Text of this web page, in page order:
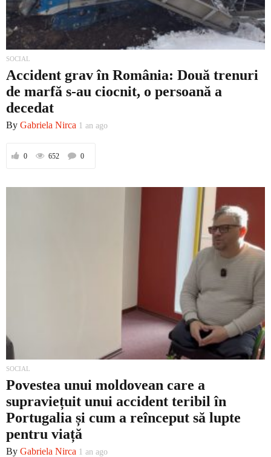
SOCIAL
Accident grav în România: Două trenuri
de marfă s-au ciocnit, o persoană a
decedat
By Gabriela Nirca 1 an ago
0 652 0
SOCIAL
Povestea unui moldovean care a
supraviețuit unui accident teribil în
Portugalia și cum a reînceput să lupte
pentru viață
By Gabriela Nirca 1 an ago